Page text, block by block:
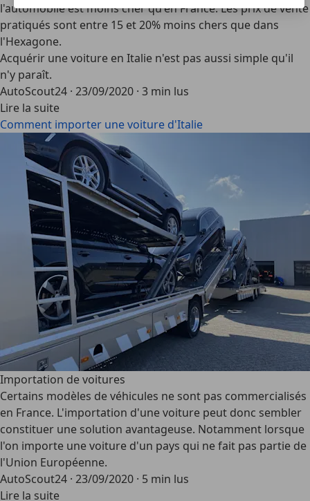
l'automobile est moins cher qu'en France. Les prix de vente
pratiqués sont entre 15 et 20% moins chers que dans
l'Hexagone.
Acquérir une voiture en Italie n'est pas aussi simple qu'il
n'y paraît.
AutoScout24 · 23/09/2020 · 3 min lus
Lire la suite
Comment importer une voiture d'Italie
Importation de voitures
Certains modèles de véhicules ne sont pas commercialisés
en France. L'importation d'une voiture peut donc sembler
constituer une solution avantageuse. Notamment lorsque
l'on importe une voiture d'un pays qui ne fait pas partie de
l'Union Européenne.
AutoScout24 · 23/09/2020 · 5 min lus
Lire la suite